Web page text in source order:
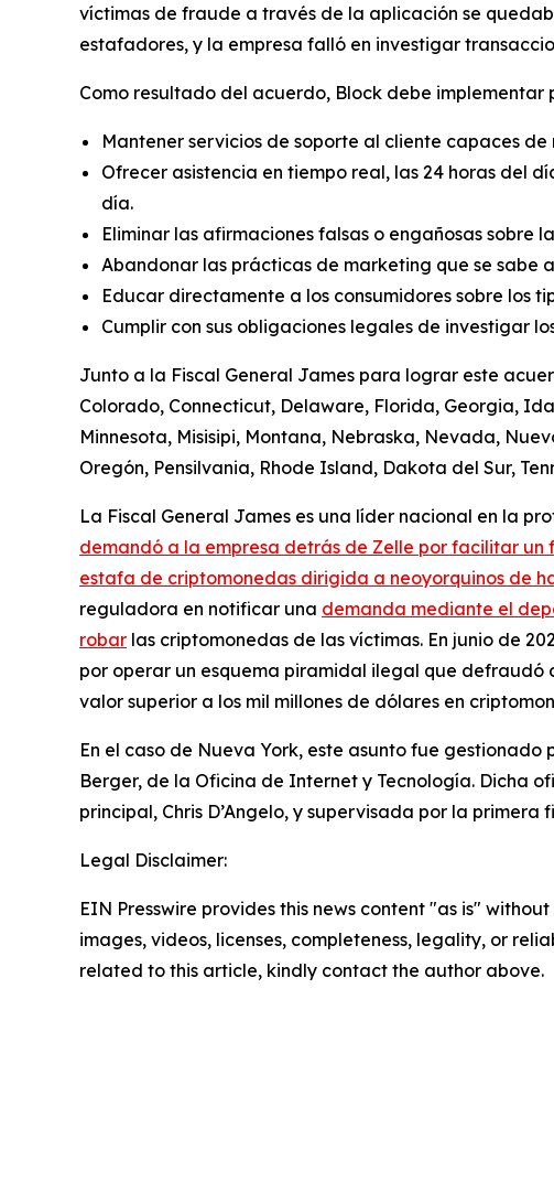
víctimas de fraude a través de la aplicación se
estafadores, y la empresa falló en investigar
Como resultado del acuerdo, Block debe implementar
Mantener servicios de soporte al cliente capaces
Ofrecer asistencia en tiempo real, las 24 horas del
día.
Eliminar las afirmaciones falsas o engañosas sobre
Abandonar las prácticas de marketing que se sabe
Educar directamente a los consumidores sobre los
Cumplir con sus obligaciones legales de investigar
Junto a la Fiscal General James para lograr este
Colorado, Connecticut, Delaware, Florida, Georgia,
Minnesota, Misisipi, Montana, Nebraska, Nevada,
Oregón, Pensilvania, Rhode Island, Dakota del Sur,
La Fiscal General James es una líder nacional en la
demandó a la empresa detrás de Zelle por facilitar
estafa de criptomonedas dirigida a neoyorquinos de
reguladora en notificar una demanda mediante el
robar las criptomonedas de las víctimas. En junio de
por operar un esquema piramidal ilegal que defraudó
valor superior a los mil millones de dólares en
En el caso de Nueva York, este asunto fue
Berger, de la Oficina de Internet y Tecnología. Dicha
principal, Chris D’Angelo, y supervisada por la
Legal Disclaimer:
EIN Presswire provides this news content "as is"
images, videos, licenses, completeness, legality, or
related to this article, kindly contact the author above.